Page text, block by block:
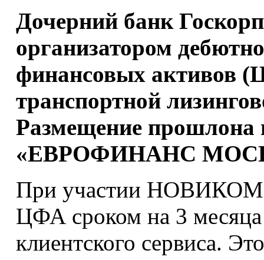
Дочерний банк
организатором
финансовых активов
транспортной
Размещение
«ЕВРОФИНАНС
При участии
ЦФА сроком на 3
клиентского сервиса.